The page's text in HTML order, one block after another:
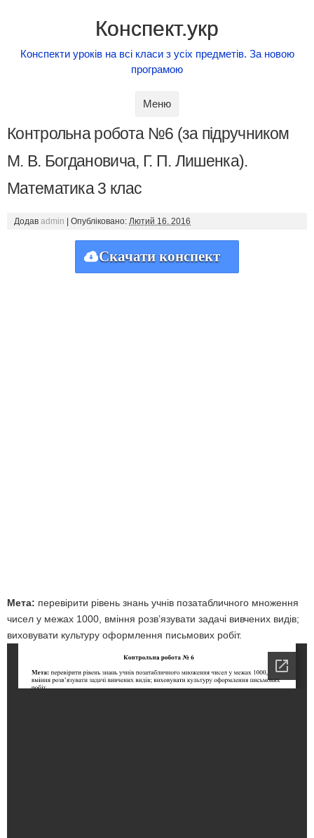
Конспект.укр
Конспекти уроків на всі класи з усіх предметів. За новою
програмою
Меню
Контрольна робота №6 (за підручником
М. В. Богдановича, Г. П. Лишенка).
Математика 3 клас
Додав admin Опубліковано: Лютий 16, 2016
Скачати конспект
Мета: перевірити рівень знань учнів позатабличного множення
чисел у межах 1000, вміння розв’язувати задачі вивчених видів;
виховувати культуру оформлення письмових робіт.